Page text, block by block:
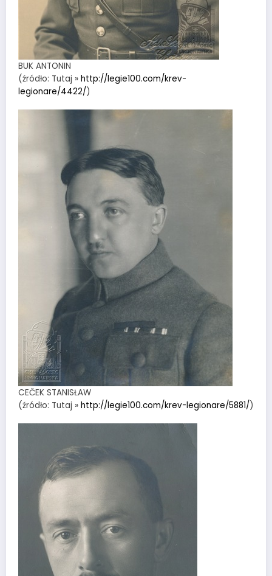
BUK ANTONIN
(źródło: Tutaj » http://legie100.com/krev-
legionare/4422/)
CEČEK STANISŁAW
(źródło: Tutaj » http://legie100.com/krev-legionare/5881/)